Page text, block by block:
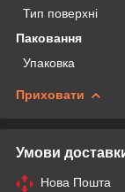
Тип поверхні
Паковання
Упаковка
Приховати
Умови
Нова Пошта